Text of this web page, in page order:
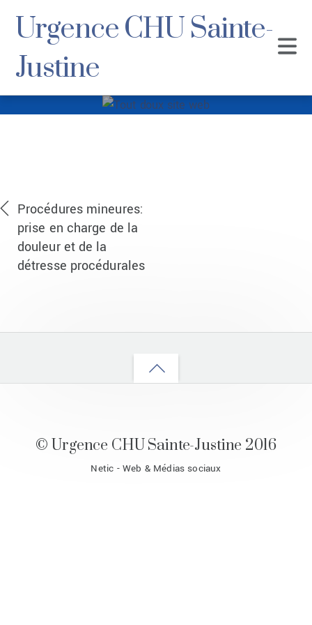
Urgence CHU Sainte-
Justine
Procédures mineures:
prise en charge de la
douleur et de la
détresse procédurales
Back
© Urgence CHU Sainte-Justine 2016
Netic - Web & Médias sociaux